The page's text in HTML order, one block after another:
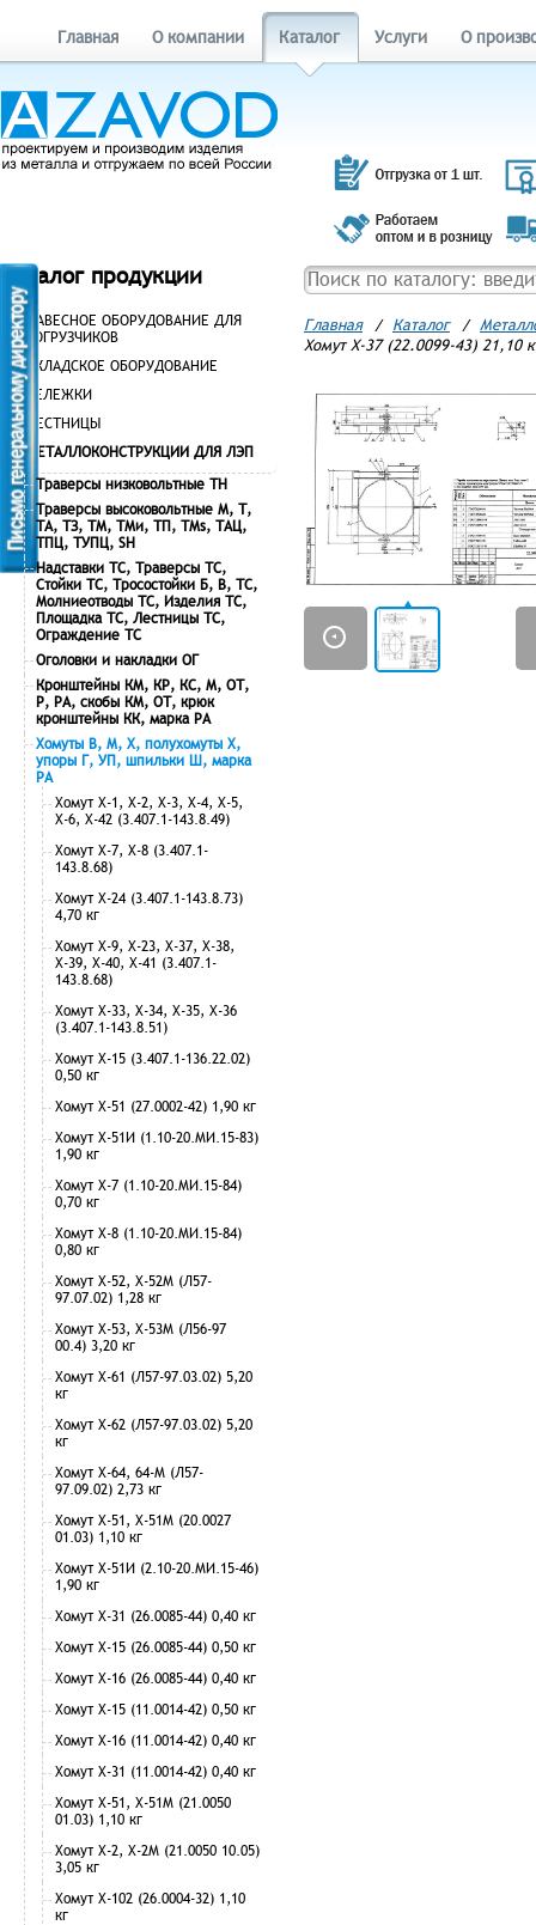
Главная О компании Каталог Услуги О
Каталог продукции
НАВЕСНОЕ ОБОРУДОВАНИЕ ДЛЯ
ПОГРУЗЧИКОВ
СКЛАДСКОЕ ОБОРУДОВАНИЕ
ТЕЛЕЖКИ
ЛЕСТНИЦЫ
МЕТАЛЛОКОНСТРУКЦИИ ДЛЯ ЛЭП
Траверсы низковольтные ТН
Траверсы высоковольтные М, Т,
ТА, ТЗ, ТМ, ТМи, ТП, ТМs, ТАЦ,
ТПЦ, ТУПЦ, SH
Надставки ТС, Траверсы ТС,
Стойки ТС, Тросостойки Б, В, ТС,
Молниеотводы ТС, Изделия ТС,
Площадка ТС, Лестницы ТС,
Ограждение ТС
Оголовки и накладки ОГ
Кронштейны КМ, КР, КС, М, ОТ,
Р, РА, скобы КМ, ОТ, крюк
кронштейны КК, марка РА
Хомуты В, М, Х, полухомуты Х,
упоры Г, УП, шпильки Ш, марка
РА
Хомут Х-1, Х-2, Х-3, Х-4, Х-5,
Х-6, Х-42 (3.407.1-143.8.49)
Хомут Х-7, Х-8 (3.407.1-
143.8.68)
Хомут Х-24 (3.407.1-143.8.73)
4,70 кг
Хомут Х-9, Х-23, Х-37, Х-38,
Х-39, Х-40, Х-41 (3.407.1-
143.8.68)
Хомут Х-33, Х-34, Х-35, Х-36
(3.407.1-143.8.51)
Хомут Х-15 (3.407.1-136.22.02)
0,50 кг
Хомут Х-51 (27.0002-42) 1,90 кг
Хомут Х-51И (1.10-20.МИ.15-83)
1,90 кг
Хомут Х-7 (1.10-20.МИ.15-84)
0,70 кг
Хомут Х-8 (1.10-20.МИ.15-84)
0,80 кг
Хомут Х-52, Х-52М (Л57-
97.07.02) 1,28 кг
Хомут Х-53, Х-53М (Л56-97
00.4) 3,20 кг
Хомут Х-61 (Л57-97.03.02) 5,20
кг
Хомут Х-62 (Л57-97.03.02) 5,20
кг
Хомут Х-64, 64-М (Л57-
97.09.02) 2,73 кг
Хомут Х-51, Х-51М (20.0027
01.03) 1,10 кг
Хомут Х-51И (2.10-20.МИ.15-46)
1,90 кг
Хомут Х-31 (26.0085-44) 0,40 кг
Хомут Х-15 (26.0085-44) 0,50 кг
Хомут Х-16 (26.0085-44) 0,40 кг
Хомут Х-15 (11.0014-42) 0,50 кг
Хомут Х-16 (11.0014-42) 0,40 кг
Хомут Х-31 (11.0014-42) 0,40 кг
Хомут Х-51, Х-51М (21.0050
01.03) 1,10 кг
Хомут Х-2, Х-2М (21.0050 10.05)
3,05 кг
Хомут Х-102 (26.0004-32) 1,10
кг
Главная / Каталог /
Хомут Х-37 (22.0099-43) 21,10